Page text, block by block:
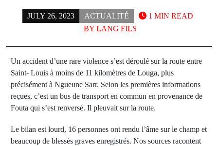
JULY 26, 2023
ACTUALITÉ
BY LANG FILS
1 MIN READ
Un accident d’une rare violence s’est déroulé sur la route entre
Saint- Louis à moins de 11 kilomètres de Louga, plus
précisément à Ngueune Sarr. Selon les premières informations
reçues, c’est un bus de transport en commun en provenance de
Fouta qui s’est renversé. Il pleuvait sur la route.
Le bilan est lourd, 16 personnes ont rendu l’âme sur le champ et
beaucoup de blessés graves enregistrés. Nos sources racontent